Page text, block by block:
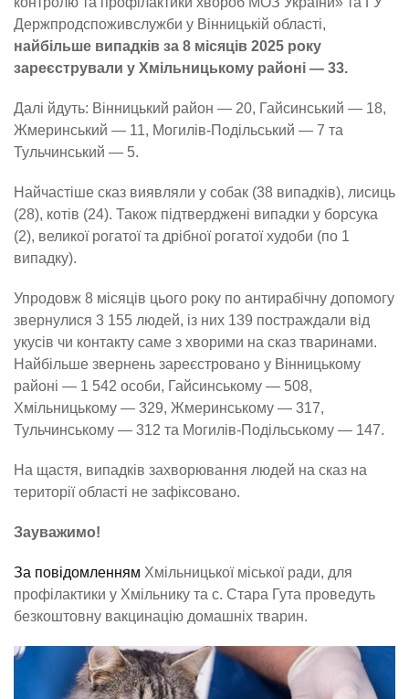
Держпродспоживслужби у Вінницькій області,
найбільше випадків за 8 місяців 2025 року
зареєстрували у Хмільницькому районі — 33.
Далі йдуть: Вінницький район — 20, Гайсинський — 18,
Жмеринський — 11, Могилів-Подільський — 7 та
Тульчинський — 5.
Найчастіше сказ виявляли у собак (38 випадків), лисиць
(28), котів (24). Також підтверджені випадки у борсука
(2), великої рогатої та дрібної рогатої худоби (по 1
випадку).
Упродовж 8 місяців цього року по антирабічну допомогу
звернулися 3 155 людей, із них 139 постраждали від
укусів чи контакту саме з хворими на сказ тваринами.
Найбільше звернень зареєстровано у Вінницькому
районі — 1 542 особи, Гайсинському — 508,
Хмільницькому — 329, Жмеринському — 317,
Тульчинському — 312 та Могилів-Подільському — 147.
На щастя, випадків захворювання людей на сказ на
території області не зафіксовано.
Зауважимо!
За повідомленням Хмільницької міської ради, для
профілактики у Хмільнику та с. Стара Гута проведуть
безкоштовну вакцинацію домашніх тварин.